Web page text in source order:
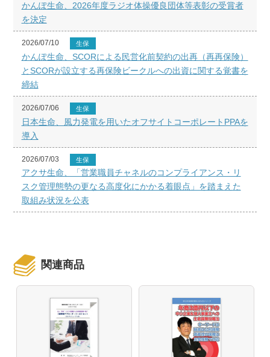
かんぽ生命、2026年度ラジオ体操優良団体等表彰の受賞者
を決定
2026/07/10 生保
かんぽ生命、SCORによる民営化前契約の出再（再再保険）
とSCORが設立する再保険ビークルへの出資に関する覚書を
締結
2026/07/06 生保
日本生命、風力発電を用いたオフサイトコーポレートPPAを
導入
2026/07/03 生保
アクサ生命、「営業職員チャネルのコンプライアンス・リ
スク管理態勢の更なる高度化にかかる着眼点」を踏まえた
取組み状況を公表
関連商品